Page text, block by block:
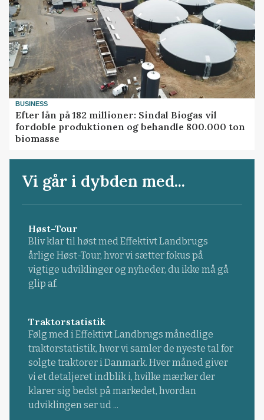
BUSINESS
Efter lån på 182 millioner: Sindal Biogas vil
fordoble produktionen og behandle 800.000 ton
biomasse
Vi går i dybden med...
Høst-Tour
Bliv klar til høst med Effektivt Landbrugs
årlige Høst-Tour, hvor vi sætter fokus på
vigtige udviklinger og nyheder, du ikke må gå
glip af.
Traktorstatistik
Følg med i Effektivt Landbrugs månedlige
traktorstatistik, hvor vi samler de nyeste tal for
solgte traktorer i Danmark. Hver måned giver
vi et detaljeret indblik i, hvilke mærker der
klarer sig bedst på markedet, hvordan
udviklingen ser ud ...